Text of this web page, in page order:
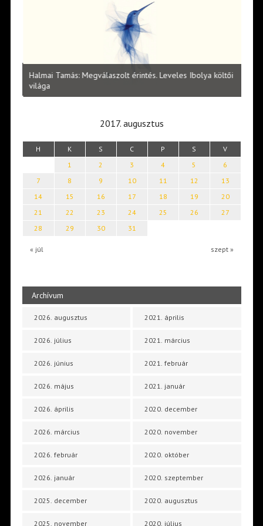
Halmai Tamás: Megválaszolt érintés. Leveles Ibolya költői
világa
2017. augusztus
H K S C P S V
« júl szept »
1 2 3 4 5
6
7
8 9 10 11 12
13
14
15 16 17 18 19
20
21
22 23 24 25 26
27
28
29 30 31
Archívum
2026. augusztus
2026. július
2026. június
2026. május
2026. április
2026. március
2026. február
2026. január
2025. december
2025. november
2021. április
2021. március
2021. február
2021. január
2020. december
2020. november
2020. október
2020. szeptember
2020. augusztus
2020. július